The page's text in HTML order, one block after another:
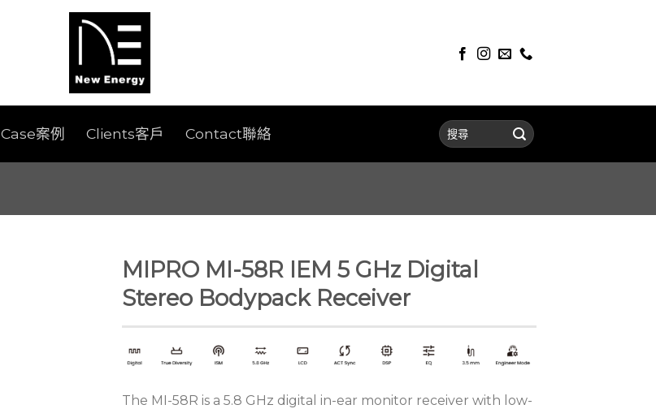
Case案例 Clients客戶 Contact聯絡
MIPRO MI-58R IEM 5 GHz Digital
Stereo Bodypack Receiver
The MI-58R is a 5.8 GHz digital in-ear monitor receiver with low-